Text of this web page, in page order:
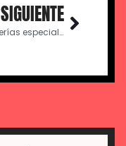
SIGUIENTE
Las librerías especializadas, protagonistas de la I Feria del Cómic de Madrid